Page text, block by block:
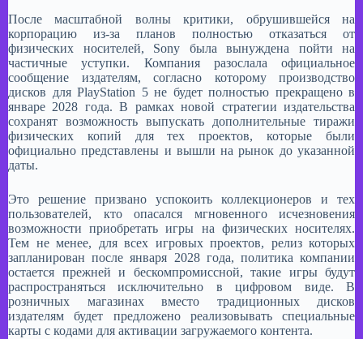
После масштабной волны критики, обрушившейся на
корпорацию из-за планов полностью отказаться от
физических носителей, Sony была вынуждена пойти на
частичные уступки. Компания разослала официальное
сообщение издателям, согласно которому производство
дисков для PlayStation 5 не будет полностью прекращено в
январе 2028 года. В рамках новой стратегии издательства
сохранят возможность выпускать дополнительные тиражи
физических копий для тех проектов, которые были
официально представлены и вышли на рынок до указанной
даты.​
Это решение призвано успокоить коллекционеров и тех
пользователей, кто опасался мгновенного исчезновения
возможности приобретать игры на физических носителях.
Тем не менее, для всех игровых проектов, релиз которых
запланирован после января 2028 года, политика компании
остается прежней и бескомпромиссной, такие игры будут
распространяться исключительно в цифровом виде. В
розничных магазинах вместо традиционных дисков
издателям будет предложено реализовывать специальные
карты с кодами для активации загружаемого контента.​